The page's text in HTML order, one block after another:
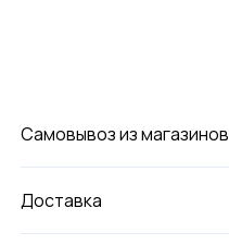
Самовывоз из магазинов
Доставка